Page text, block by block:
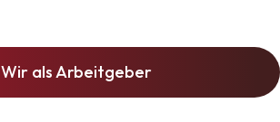
Wir als Arbeitgeber